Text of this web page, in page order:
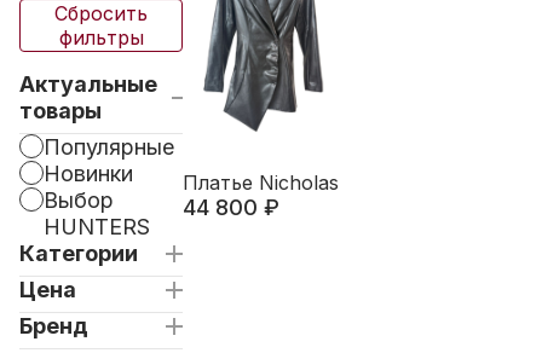
Сбросить
фильтры
Актуальные
товары
Популярные
Новинки
Выбор
HUNTERS
Категории
Цена
Бренд
Платье Nicholas
44 800 ₽